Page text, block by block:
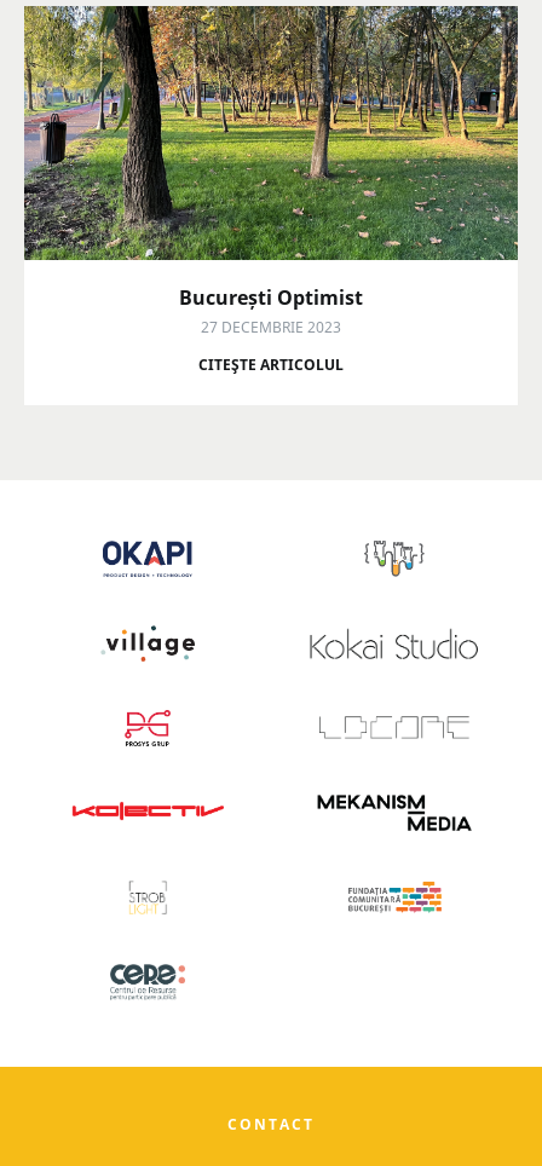
București Optimist
27 DECEMBRIE 2023
CITEŞTE ARTICOLUL
CONTACT